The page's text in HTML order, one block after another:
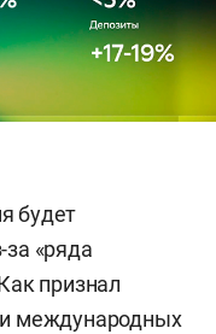
будет
«ряда
признал
и международных